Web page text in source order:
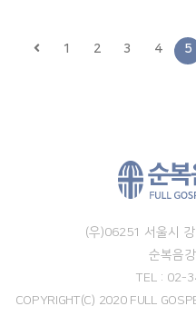
1 2 3 4 5
(우)06251 서울시
순복음
TEL : 02-
COPYRIGHT(C) 2020 FULL